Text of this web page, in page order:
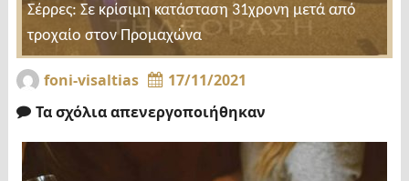
Σέρρες: Σε κρίσιμη κατάσταση 31χρονη μετά από
τροχαίο στον Προμαχώνα
foni-visaltias
17/11/2021
Τα σχόλια απενεργοποιήθηκαν